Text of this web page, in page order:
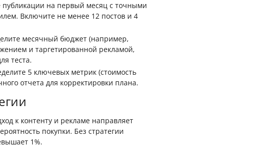
на первый месяц с точными
Включите не менее 12 постов и 4
месячный бюджет (например,
и таргетированной рекламой,
теста.
5 ключевых метрик (стоимость
отчета для корректировки плана.
к контенту и рекламе направляет
покупки. Без стратегии
1%.